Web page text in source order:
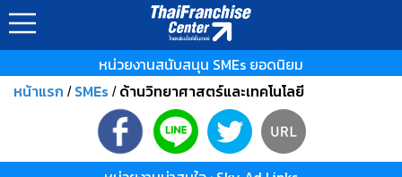
หน่วยงานสนับสนุน SMEs ยอดนิยม
หน้าแรก / SMEs / ด้านวิทยาศาสตร์และเทคโนโลยี